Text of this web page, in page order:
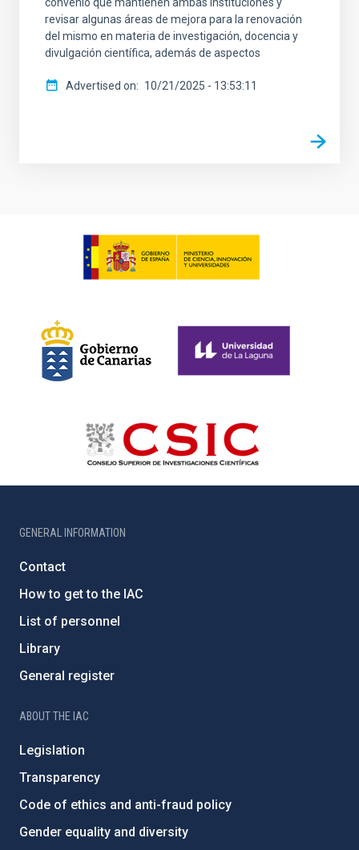
revisar algunas áreas de mejora para la renovación
del mismo en materia de investigación, docencia y
divulgación científica, además de aspectos
Advertised on 10/21/2025 - 13:53:11
GENERAL INFORMATION
Contact
How to get to the IAC
List of personnel
Library
General register
ABOUT THE IAC
Legislation
Transparency
Code of ethics and anti-fraud policy
Gender equality and diversity